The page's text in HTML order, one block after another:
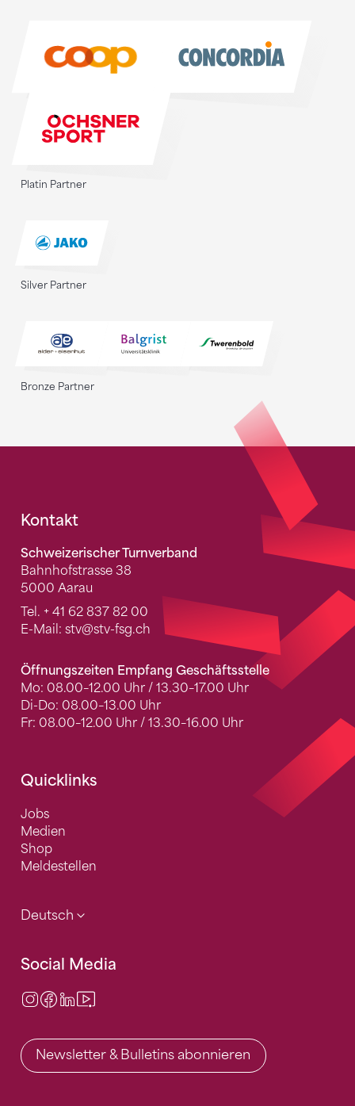
Platin Partner
Silver Partner
Bronze Partner
Fusszeile
Kontakt
Schweizerischer Turnverband
Bahnhofstrasse 38
5000 Aarau
Tel. + 41 62 837 82 00
E-Mail: stv@stv-fsg.ch
Öffnungszeiten Empfang Geschäftsstelle
Mo: 08.00–12.00 Uhr / 13.30–17.00 Uhr
Di-Do: 08.00–13.00 Uhr
Fr: 08.00–12.00 Uhr / 13.30–16.00 Uhr
Quicklinks
Jobs
Medien
Shop
Meldestellen
Deutsch
Social Media
Instagram
Facebook
LinkedIn
Newsletter & Bulletins abonnieren